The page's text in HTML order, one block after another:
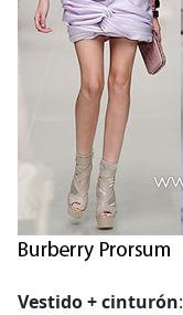
Vestido + cinturón